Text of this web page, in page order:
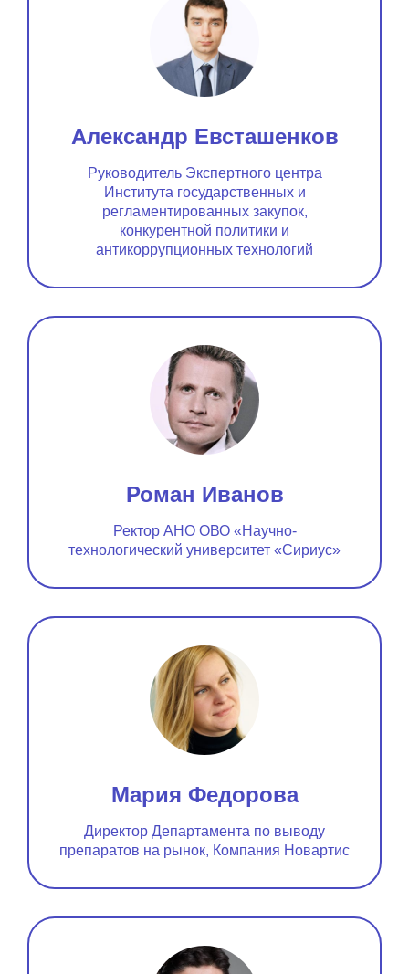
Александр Евсташенков
Руководитель Экспертного центра
Института государственных и
регламентированных закупок,
конкурентной политики и
антикоррупционных технологий
Роман Иванов
Ректор АНО ОВО «Научно-
технологический университет «Сириус»
Мария Федорова
Директор Департамента по выводу
препаратов на рынок, Компания Новартис